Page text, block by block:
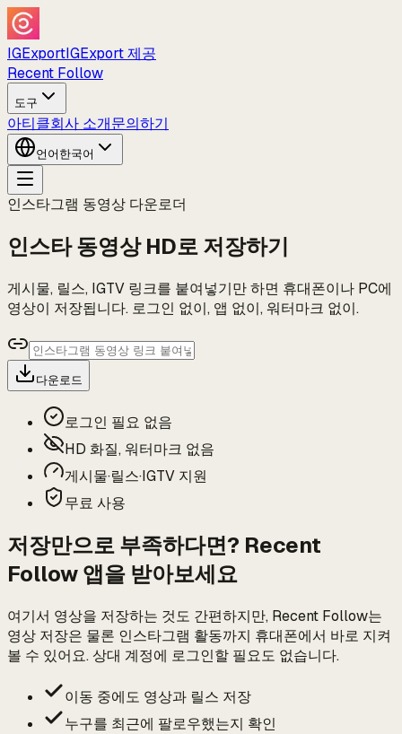
IGExportIGExport 제공
Recent Follow
도구
아티클회사 소개문의하기
언어 한국어
인스타그램 동영상 다운로더
인스타 동영상 HD로 저장하기
게시물, 릴스, IGTV 링크를 붙여넣기만 하면 휴대폰이나 PC에
영상이 저장됩니다. 로그인 없이, 앱 없이, 워터마크 없이.
다운로드
로그인 필요 없음
HD 화질, 워터마크 없음
게시물·릴스·IGTV 지원
무료 사용
저장만으로 부족하다면? Recent
Follow 앱을 받아보세요
여기서 영상을 저장하는 것도 간편하지만, Recent Follow는
영상 저장은 물론 인스타그램 활동까지 휴대폰에서 바로 지켜
볼 수 있어요. 상대 계정에 로그인할 필요도 없습니다.
이동 중에도 영상과 릴스 저장
누구를 최근에 팔로우했는지 확인